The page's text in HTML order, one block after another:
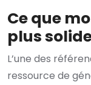
Ce que
plus
L’une des
ressource de